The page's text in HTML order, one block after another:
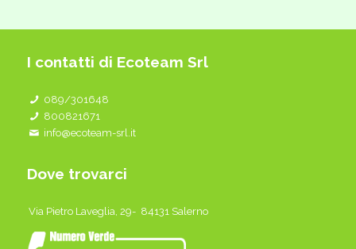
I contatti di Ecoteam Srl
089/301648
800821671
info@ecoteam-srl.it
Dove trovarci
Via Pietro Laveglia, 29- 84131 Salerno